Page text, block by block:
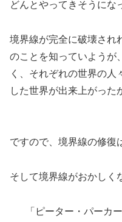
どんとやってきそうにな
境界線が完全に破壊され
のことを知っていようが
く、それぞれの世界の人
した世界が出来上がった
ですので、境界線の修復
そして境界線がおかしく
「ピーター・パーカ